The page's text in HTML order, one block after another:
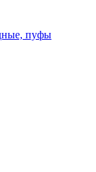
пуфы